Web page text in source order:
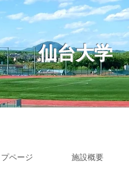
仙台大
ページ 施設概要